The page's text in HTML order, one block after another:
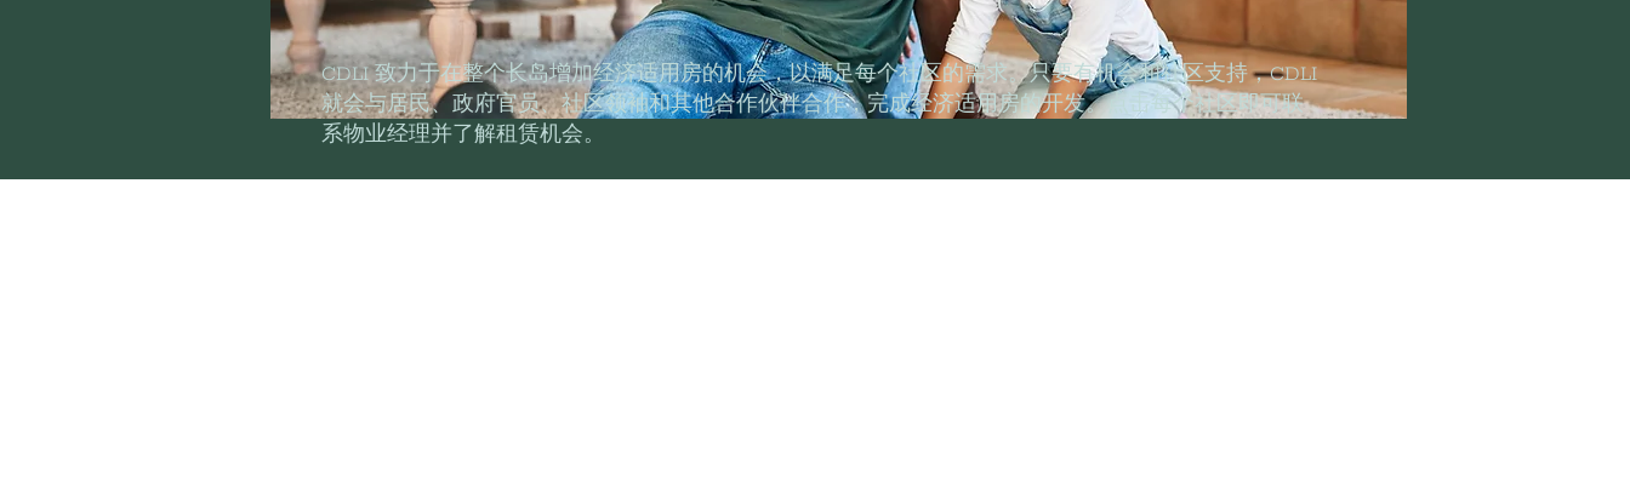
CDLI 致力于在整个长岛增加经济适用房的机会，以满足每个社区的需求。只要有机会和社区支持，CDLI
就会与居民、政府官员、社区领袖和其他合作伙伴合作，完成经济适用房的开发。点击每个社区即可联
系物业经理并了解租赁机会。